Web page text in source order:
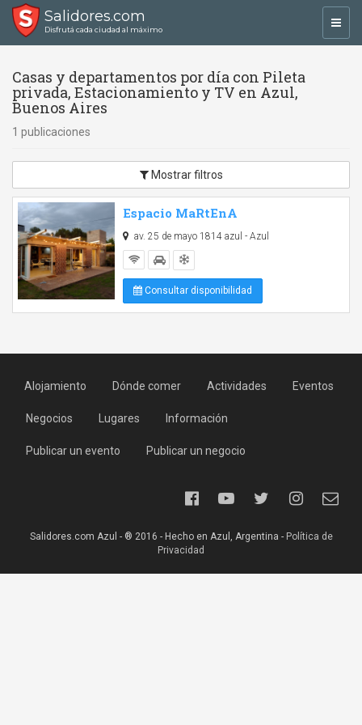
Salidores.com
Disfrutá cada ciudad al máximo
Casas y departamentos por día con Pileta
privada, Estacionamiento y TV en Azul,
Buenos Aires
1 publicaciones
Mostrar filtros
Espacio MaRtEnA
av. 25 de mayo 1814 azul - Azul
Consultar disponibilidad
Alojamiento Dónde comer Actividades Eventos
Negocios Lugares Información
Publicar un evento Publicar un negocio
Salidores.com Azul - ® 2016 - Hecho en Azul, Argentina - Política de
Privacidad